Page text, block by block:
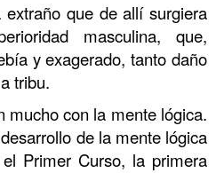
que de allí surgiera
masculina, que,
y exagerado, tanto daño
tribu.
mucho con la mente lógica.
de la mente lógica
Primer Curso, la primera